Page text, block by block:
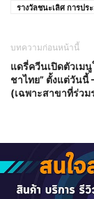
รางวัลชนะเลิศ การปร
บทความก่อนหน้านี้
แดรี่ควีนเปิดตัวเม
ชาไทย” ตั้งแต่วันนี้
(เฉพาะสาขาที่ร่วม